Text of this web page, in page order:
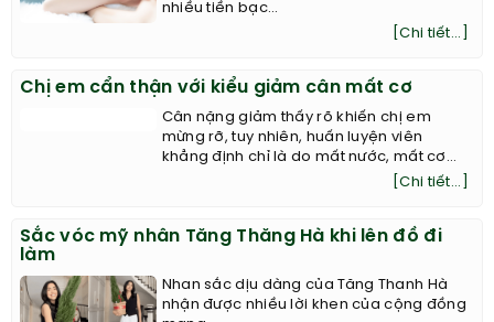
nhiều tiền bạc...
[Chi tiết...]
Chị em cẩn thận với kiểu giảm cân mất cơ
Cân nặng giảm thấy rõ khiến chị em
mừng rỡ, tuy nhiên, huấn luyện viên
khẳng định chỉ là do mất nước, mất cơ...
[Chi tiết...]
Sắc vóc mỹ nhân Tăng Thăng Hà khi lên đồ đi
làm
Nhan sắc dịu dàng của Tăng Thanh Hà
nhận được nhiều lời khen của cộng đồng